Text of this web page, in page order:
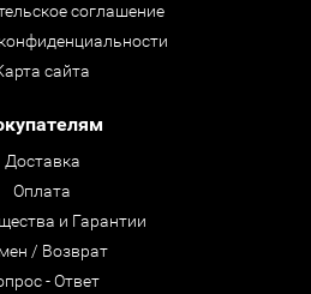
соглашение
сайта
Доставка
Оплата
и Гарантии
/ Возврат
- Ответ